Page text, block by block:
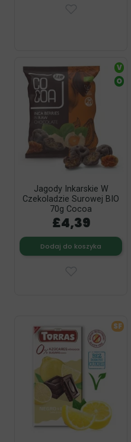
Jagody Inkarskie W
Czekoladzie Surowej BIO
70g Cocoa
£4,39
Dodaj do koszyka
V
O
SF